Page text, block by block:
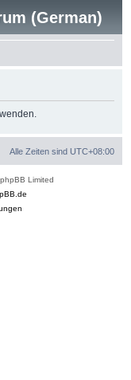
(German)
Alle Zeiten sind UTC+08:00
Limited